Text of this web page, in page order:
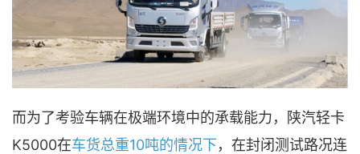
而为了考验车辆在极端环境中的承载能力，陕汽轻卡
K5000在车货总重10吨的情况下，在封闭测试路况连